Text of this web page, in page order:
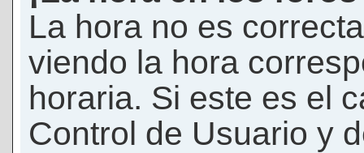
La hora no es
viendo la hora
horaria. Si este es el
Control de Usuario y